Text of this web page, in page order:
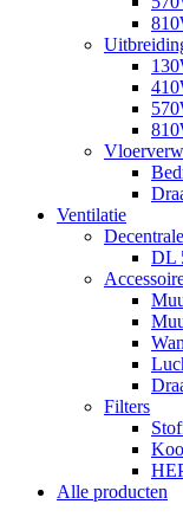
Ventilatie
DL
Filters
Alle producten